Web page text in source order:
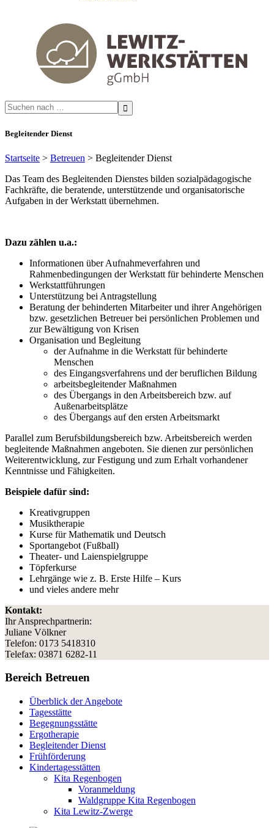
Search
for:
Begleitender Dienst
Startseite > Betreuen > Begleitender Dienst
Das Team des Begleitenden Dienstes bilden sozialpädagogische
Fachkräfte, die beratende, unterstützende und organisatorische
Aufgaben in der Werkstatt übernehmen.
Dazu zählen u.a.:
Informationen über Aufnahmeverfahren und
Rahmenbedingungen der Werkstatt für behinderte Menschen
Werkstattführungen
Unterstützung bei Antragstellung
Beratung der behinderten Mitarbeiter und ihrer Angehörigen
bzw. gesetzlichen Betreuer bei persönlichen Problemen und
zur Bewältigung von Krisen
Organisation und Begleitung
der Aufnahme in die Werkstatt für behinderte
Menschen
des Eingangsverfahrens und der beruflichen Bildung
arbeitsbegleitender Maßnahmen
des Übergangs in den Arbeitsbereich bzw. auf
Außenarbeitsplätze
des Übergangs auf den ersten Arbeitsmarkt
Parallel zum Berufsbildungsbereich bzw. Arbeitsbereich werden
begleitende Maßnahmen angeboten. Sie dienen zur persönlichen
Weiterentwicklung, zur Festigung und zum Erhalt vorhandener
Kenntnisse und Fähigkeiten.
Beispiele dafür sind:
Kreativgruppen
Musiktherapie
Kurse für Mathematik und Deutsch
Sportangebot (Fußball)
Theater- und Laienspielgruppe
Töpferkurse
Lehrgänge wie z. B. Erste Hilfe – Kurs
und vieles andere mehr
Kontakt:
Ihr Ansprechpartnerin:
Juliane Völkner
Telefon: 0173 5418310
Telefax: 03871 6282-11
Bereich Betreuen
Überblick der Angebote
Tagesstätte
Begegnungsstätte
Ergotherapie
Begleitender Dienst
Frühförderung
Kindertagesstätten
Kita Regenbogen
Voranmeldung
Waldgruppe Kita Regenbogen
Kita Lewitz-Zwerge